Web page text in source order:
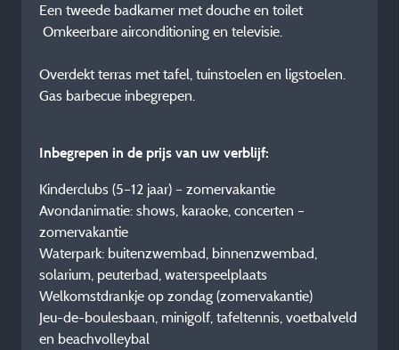
Een tweede badkamer met douche en toilet
Omkeerbare airconditioning en televisie.
Overdekt terras met tafel, tuinstoelen en ligstoelen.
Gas barbecue inbegrepen.
Inbegrepen in de prijs van uw verblijf:
Kinderclubs (5–12 jaar) – zomervakantie
Avondanimatie: shows, karaoke, concerten –
zomervakantie
Waterpark: buitenzwembad, binnenzwembad,
solarium, peuterbad, waterspeelplaats
Welkomstdrankje op zondag (zomervakantie)
Jeu-de-boulesbaan, minigolf, tafeltennis, voetbalveld
en beachvolleybal